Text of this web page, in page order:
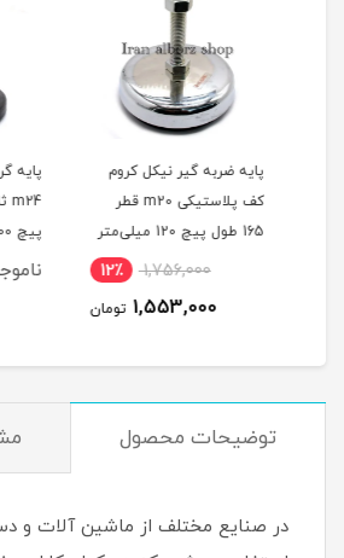
پایه ضربه گیر نیکل کروم
کف پلاستیکی m20 قطر
165 طول پیچ 120 میلی‌متر
1,756,000 12٪
1,553,000 تومان
پایه
پیچ 100 میلی‌متر کد 217001
توضیحات محصول
در صنایع مختلف از ماشین آلات و